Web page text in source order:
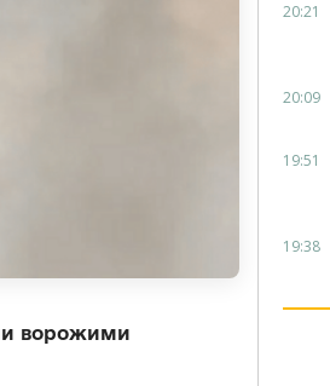
ворожими
20:21
20:09
19:51
19:38